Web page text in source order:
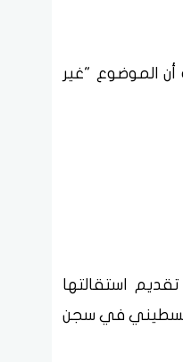
أن الموضوع "غير
استقالتها
فلسطيني في سجن